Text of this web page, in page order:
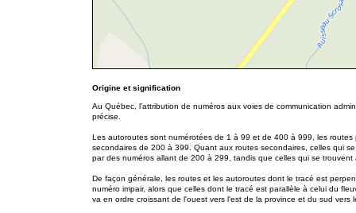
Origine et signification
Au Québec, l'attribution de numéros aux voies de communication
précise.
Les autoroutes sont numérotées de 1 à 99 et de 400 à 999, les
secondaires de 200 à 399. Quant aux routes secondaires, celles qui
par des numéros allant de 200 à 299, tandis que celles qui se
De façon générale, les routes et les autoroutes dont le tracé est
numéro impair, alors que celles dont le tracé est parallèle à celui du
va en ordre croissant de l'ouest vers l'est de la province et du sud vers